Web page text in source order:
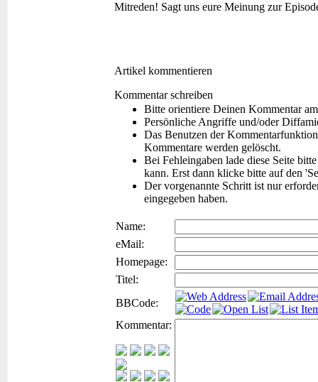
Mitreden! Sagt uns eure Meinung zur
Artikel kommentieren
Kommentar schreiben
Bitte orientiere Deinen Kommentar
Persönliche Angriffe und/oder
Das Benutzen der
Kommentare werden gelöscht.
Bei Fehleingaben lade diese Seite
kann. Erst dann klicke bitte auf den
Der vorgenannte Schritt ist nur
eingegeben haben.
Name:
eMail:
Homepage:
Titel:
BBCode:
Kommentar: